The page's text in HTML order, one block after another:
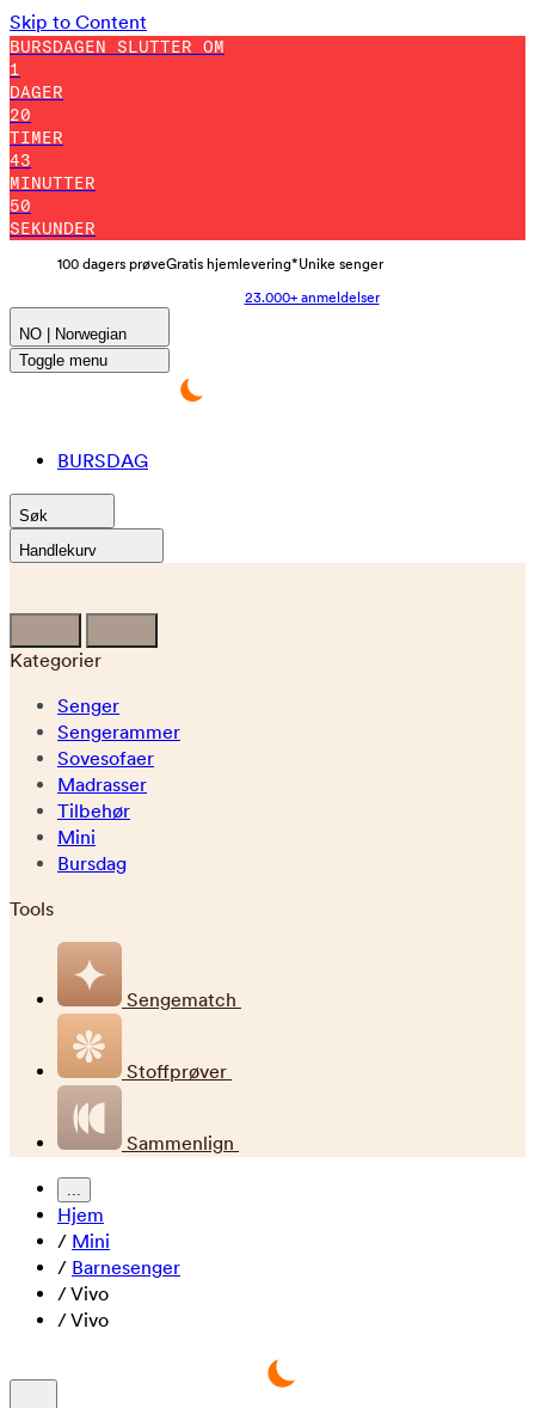
Skip to Content
BURSDAGEN SLUTTER OM
1
DAGER
20
TIMER
43
MINUTTER
41
SEKUNDER
100 dagers prøveGratis hjemlevering*Unike senger
23.000+ anmeldelser
NO | Norwegian
Toggle menu
BURSDAG
Søk
Handlekurv
Kategorier
Senger
Sengerammer
Sovesofaer
Madrasser
Tilbehør
Mini
Bursdag
Tools
Sengematch
Stoffprøver
Sammenlign
...
Hjem
/ Mini
/ Barnesenger
/Vivo
/Vivo